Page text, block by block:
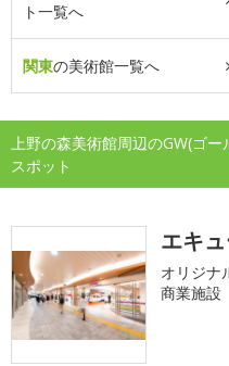
ト一覧へ
関東の美術館一覧へ
上野の森美術館周辺のGW(ゴ
スポット
エキ
オリジナ
商業施設